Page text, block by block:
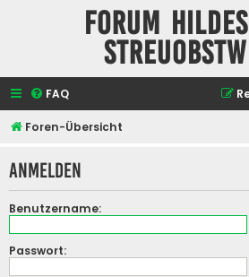
Forum
FAQ
Foren-Übersicht
Anmelden
Benutzername:
Passwort: